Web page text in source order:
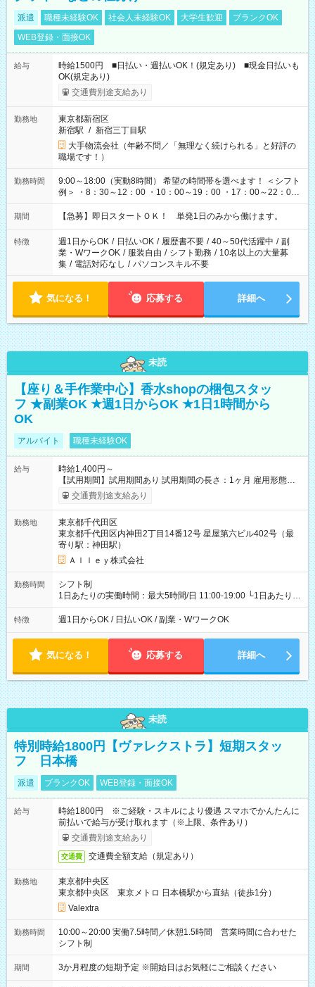
派遣 職種未経験OK 社会人未経験OK 大学生歓迎
ブランクOK
WEB登録・面接OK
給与
時給1500円 ■日払い・週払いOK！(規定あり) ■現金日払いも
OK(規定あり)
交通費別途支給あり
勤務地
東京都新宿区
新宿駅 / 新宿三丁目駅
大手物流会社（年齢不問／「無理なく続けられる」と好評の
職場です！）
勤務時間
9:00～18:00（実動8時間） 希望の時間帯を選べます！ ＜シフト
例＞ ・8：30～12：00 ・10：00～19：00 ・17：00～22：00
・13：00～22：00 ・22：00～翌6：00 など
期間 【急募】即日スタートＯＫ！ 単発1日のみから働けます。
特徴 週1日からOK / 日払いOK / 履歴書不要 / 40～50代活躍中 / 副
業・WワークOK / 服装自由 / シフト勤務 / 10名以上の大量募
集 / 電話対応なし / パソコンスキル不要
気になる！ 応募する 詳細へ
未読
【座り＆手作業中心】香水shopの梱包スタッ
フ ★副業OK ★週1日からOK ★1日1時間から
OK
アルバイト 職種未経験OK
給与
時給1,400円～
【試用期間】試用期間あり 試用期間の長さ：1ヶ月 雇用形態、
給与は本採用時と同じです。
交通費別途支給あり
勤務地
東京都千代田区
東京都千代田区内神田2丁目14番12号 星屋第六ビル402号（最
寄り駅：神田駅）
Ａｌｌｅｙ株式会社
勤務時間
シフト制
1日あたりの実働時間：最大5時間/日 11:00-19:00 └1日あたりの
実働時間：1-5時間 └上記の時間帯内であれば、いつでも勤務可
能！ └平日・土曜日の中で、お好きな曜日でご勤務いただけま
18:00 などのように、自由な働き方が可能なお仕事です！
特徴 週1日からOK / 日払いOK / 副業・WワークOK
気になる！ 応募する 詳細へ
未読
特別時給1800円【ヴァレクストラ】短期スタッ
フ 日本橋
派遣 ブランクOK WEB登録・面接OK
給与
時給1800円 ※ご経験・スキルにより優遇 スマホでかんたんに
前払いで給与が受け取れます（※上限、条件あり）
交通費別途支給あり
交通費 交通費全額支給（規定あり）
勤務地
東京都中央区
東京都中央区 東京メトロ 日本橋駅から直結（徒歩1分）
Valextra
勤務時間
10:00～20:00 実働7.5時間／休憩1.5時間 営業時間に合わせた
シフト制
期間 3か月程度の短期予定 ※開始日はお気軽にご相談ください